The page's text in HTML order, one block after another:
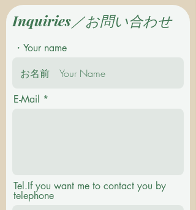
Inquiries／お問い合わせ
・Your name
E-Mail
Tel.If you want me to contact you by
telephone